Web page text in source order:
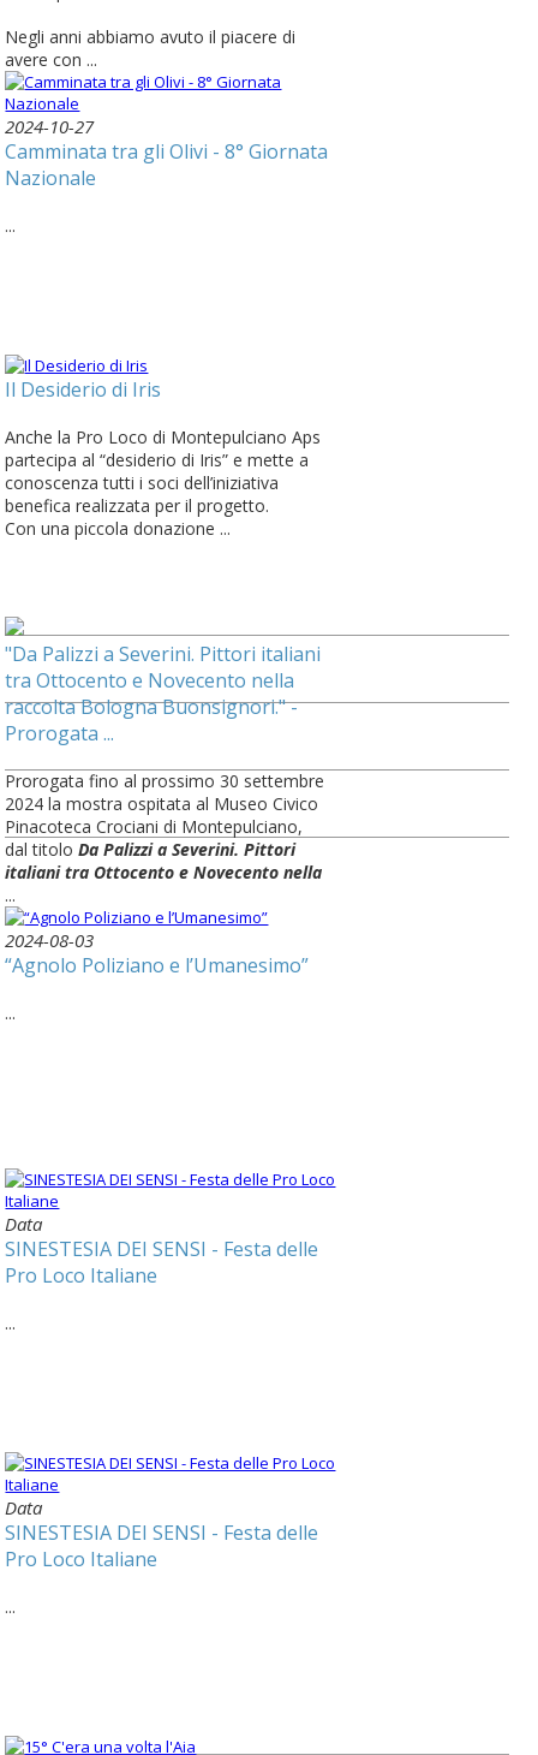
Negli anni abbiamo avuto il piacere di
avere con ...
2024-10-27
Camminata tra gli Olivi - 8° Giornata
Nazionale
...
Il Desiderio di Iris
Anche la Pro Loco di Montepulciano Aps
partecipa al “desiderio di Iris” e mette a
conoscenza tutti i soci dell’iniziativa
benefica realizzata per il progetto.
Con una piccola donazione ...
"Da Palizzi a Severini. Pittori italiani
tra Ottocento e Novecento nella
raccolta Bologna Buonsignori." -
Prorogata ...
Prorogata fino al prossimo 30 settembre
2024 la mostra ospitata al Museo Civico
Pinacoteca Crociani di Montepulciano,
dal titoloDa Palizzi a Severini. Pittori
italiani tra Ottocento e Novecento nella
...
2024-08-03
“Agnolo Poliziano e l’Umanesimo”
...
Data
SINESTESIA DEI SENSI - Festa delle
Pro Loco Italiane
...
Data
SINESTESIA DEI SENSI - Festa delle
Pro Loco Italiane
...